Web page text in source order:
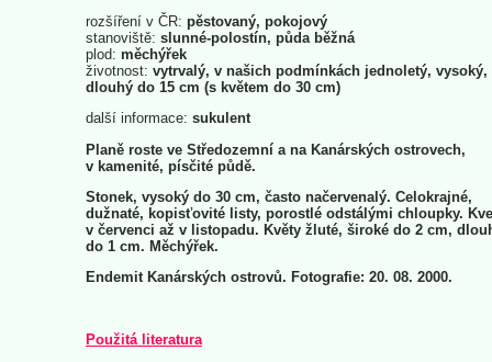
rozšíření v ČR: pěstovaný, pokojový
stanoviště: slunné-polostín, půda běžná
plod: měchýřek
životnost: vytrvalý, v našich podmínkách jednoletý, vysoký,
dlouhý do 15 cm (s květem do 30 cm)
další informace: sukulent
Planě roste ve Středozemní a na Kanárských ostrovech,
v kamenité, písčité půdě.
Stonek, vysoký do 30 cm, často načervenalý. Celokrajné,
dužnaté, kopisťovité listy, porostlé odstálými chloupky.
v červenci až v listopadu. Květy žluté, široké do 2 cm,
do 1 cm. Měchýřek.
Endemit Kanárských ostrovů. Fotografie: 20. 08. 2000.
Použitá literatura